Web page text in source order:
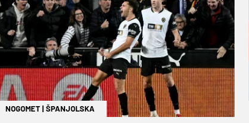
NOGOMET|ŠPANJOLSKA